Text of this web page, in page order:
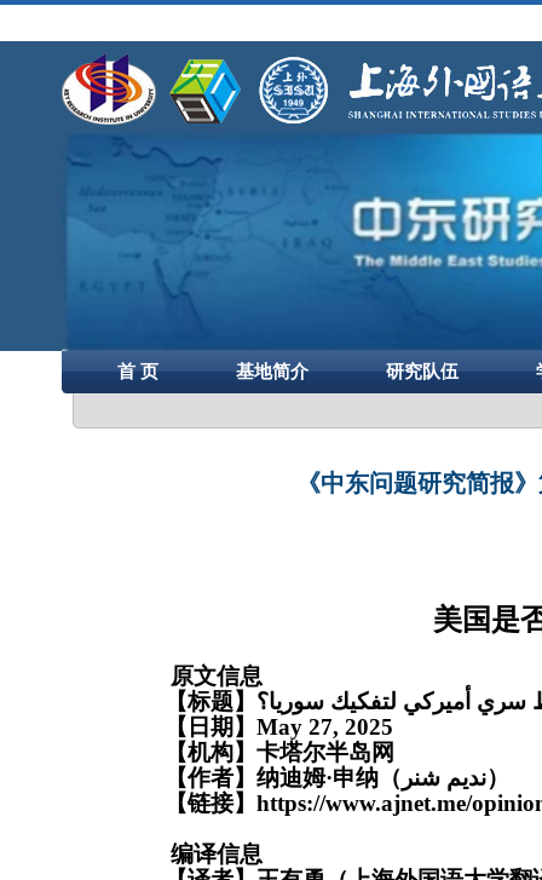
首 页 基地简介 研究队伍
《中东问题研究简报
美国是
原文信息
【标题】 أميركي لتفكيك سوريا؟
【日期】 May 27, 2025
【机构】 卡塔尔半岛网
【作者】 纳迪姆·申纳（ نديم شنر）
【链接】
编译信息